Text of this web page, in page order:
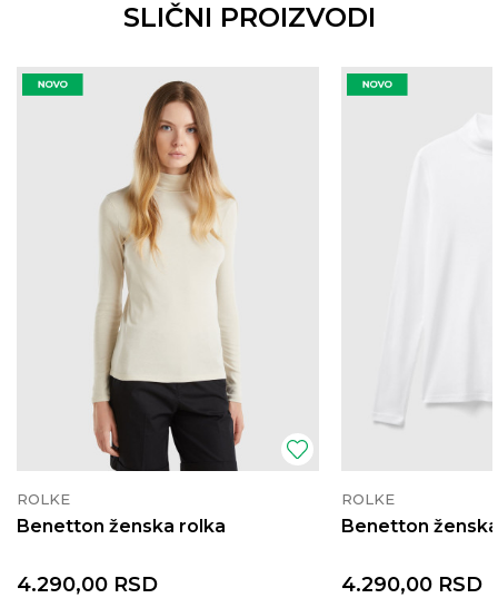
SLIČNI PROIZVODI
ROLKE
Benetton ženska rolka
4.290,00 RSD
ROLKE
Benetton
4.290,00 RSD